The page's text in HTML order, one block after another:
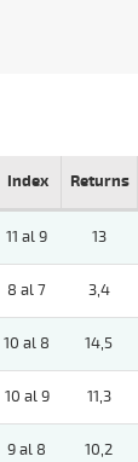
Index Returns
11 al 9 13
8 al 7 3,4
10 al 8 14,5
10 al 9 11,3
9 al 8 10,2